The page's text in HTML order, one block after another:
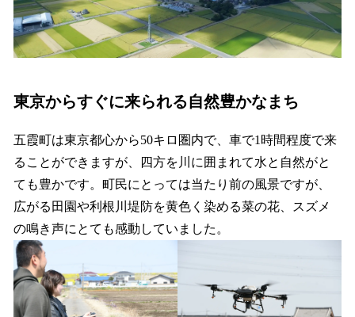
東京からすぐに来られる自然豊かなまち
五霞町は東京都心から50キロ圏内で、車で1時間程度で来
ることができますが、四方を川に囲まれて水と自然がと
ても豊かです。町民にとっては当たり前の風景ですが、
広がる田園や利根川堤防を黄色く染める菜の花、スズメ
の鳴き声にとても感動していました。